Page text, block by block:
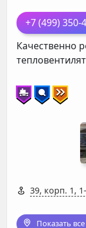
+7 (499) 350-
Качественно
39, корп. 1,
Показать